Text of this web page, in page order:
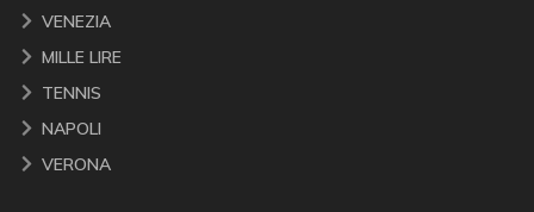
VENEZIA
MILLE LIRE
TENNIS
NAPOLI
VERONA